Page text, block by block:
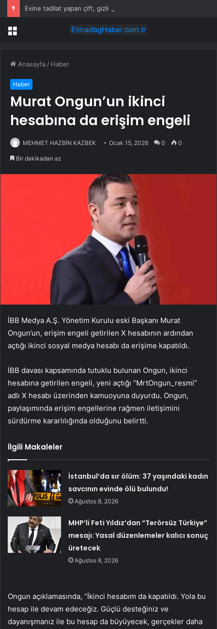
Menü
Anasayfa / Haber
Haber
Murat Ongun’un ikinci
hesabına da erişim engeli
MEHMET HAZBİN KAZBEK Ocak 15, 2026 0 0
Bir dakikadan az
İBB Medya A.Ş. Yönetim Kurulu eski Başkanı Murat
Ongun’un, erişim engeli getirilen X hesabının ardından
açtığı ikinci sosyal medya hesabı da erişime kapatıldı.
İBB davası kapsamında tutuklu bulunan Ongun, ikinci
hesabına getirilen engeli, yeni açtığı “MrtOngun_resmi”
adlı X hesabı üzerinden kamuoyuna duyurdu. Ongun,
paylaşımında erişim engellerine rağmen iletişimini
sürdürme kararlılığında olduğunu belirtti.
İlgili Makaleler
İstanbul’da sır ölüm: 37 yaşındaki kadın
savcının evinde ölü bulundu!
Ağustos 8, 2026
MHP’li Feti Yıldız’dan “Terörsüz Türkiye”
mesajı: Yasal düzenlemeler kalıcı sonuç
üretecek
Ağustos 8, 2026
Ongun açıklamasında, “İkinci hesabım da kapatıldı. Yola bu
hesap ile devam edeceğiz. Güçlü desteğiniz ve
dayanışmanız ile bu hesap da büyüyecek, gerçekler daha